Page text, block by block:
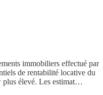
immobiliers effectué par
de rentabilité locative du
plus élevé. Les estimat…